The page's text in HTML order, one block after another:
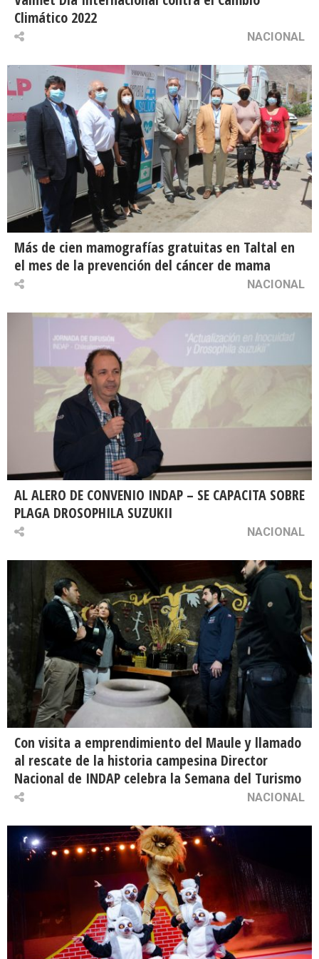
Climático 2022
NACIONAL
Más de cien mamografías gratuitas en Taltal en
el mes de la prevención del cáncer de mama
NACIONAL
AL ALERO DE CONVENIO INDAP – SE CAPACITA SOBRE
PLAGA DROSOPHILA SUZUKII
NACIONAL
Con visita a emprendimiento del Maule y llamado
al rescate de la historia campesina Director
Nacional de INDAP celebra la Semana del Turismo
NACIONAL